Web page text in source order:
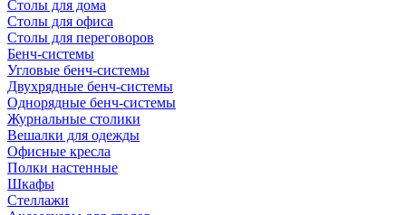
Столы для дома
Столы для офиса
Столы для переговоров
Бенч-системы
Угловые бенч-системы
Двухрядные бенч-системы
Однорядные бенч-системы
Журнальные столики
Вешалки для одежды
Офисные кресла
Полки настенные
Шкафы
Стеллажи